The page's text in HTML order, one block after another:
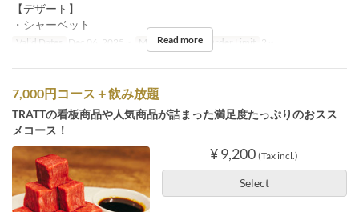
【デザート】
・シャーベット
Valid Dates Dec 06, 2025 ~ Meals Dinner Order Limit 2 ~
Read more
7,000円コース＋飲み放題
TRATTの看板商品や人気商品が詰まった満足度たっぷりのおスス
メコース！
¥ 9,200 (Tax incl.)
Select